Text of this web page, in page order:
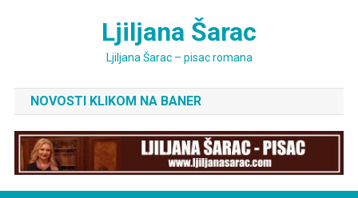
Ljiljana Šarac
Ljiljana Šarac – pisac romana
NOVOSTI KLIKOM NA BANER